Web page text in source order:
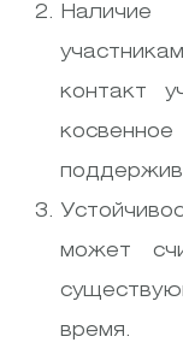
контакт
может
время.